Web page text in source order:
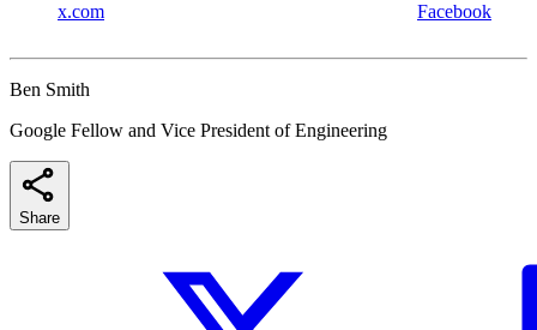
x.com Facebook
Ben Smith
Google Fellow and Vice President of Engineering
Share